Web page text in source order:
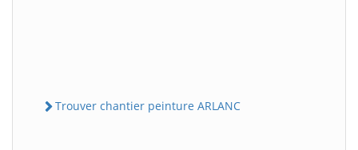
Trouver chantier peinture ARLANC